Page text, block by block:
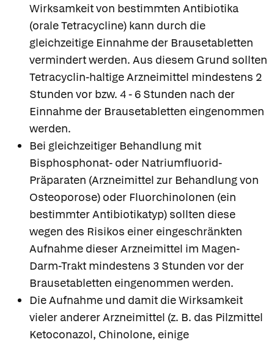
Wirksamkeit von bestimmten Antibiotika
(orale Tetracycline) kann durch die
gleichzeitige Einnahme der Brausetabletten
vermindert werden. Aus diesem Grund sollten
Tetracyclin-haltige Arzneimittel mindestens 2
Stunden vor bzw. 4 - 6 Stunden nach der
Einnahme der Brausetabletten eingenommen
werden.
Bei gleichzeitiger Behandlung mit
Bisphosphonat- oder Natriumfluorid-
Präparaten (Arzneimittel zur Behandlung von
Osteoporose) oder Fluorchinolonen (ein
bestimmter Antibiotikatyp) sollten diese
wegen des Risikos einer eingeschränkten
Aufnahme dieser Arzneimittel im Magen-
Darm-Trakt mindestens 3 Stunden vor der
Brausetabletten eingenommen werden.
Die Aufnahme und damit die Wirksamkeit
vieler anderer Arzneimittel (z. B. das Pilzmittel
Ketoconazol, Chinolone, einige